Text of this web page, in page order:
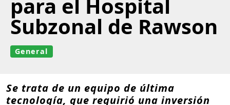
para el Hospital
Subzonal de Rawson
General
Se trata de un equipo de última
tecnología, que requirió una inversión